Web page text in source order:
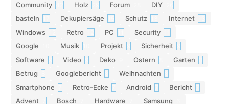
Community Holz Forum DIY
basteln Dekupiersäge Schutz Internet
Windows Retro PC Security
Google Musik Projekt Sicherheit
Software Video Deko Ostern Garten
Betrug Googlebericht Weihnachten
Smartphone Retro-Ecke Android Bericht
Advent Bosch Hardware Samsung